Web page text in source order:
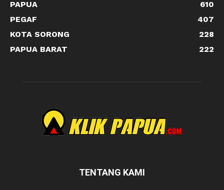
PAPUA
610
PEGAF
407
KOTA SORONG
228
PAPUA BARAT
222
TENTANG KAMI